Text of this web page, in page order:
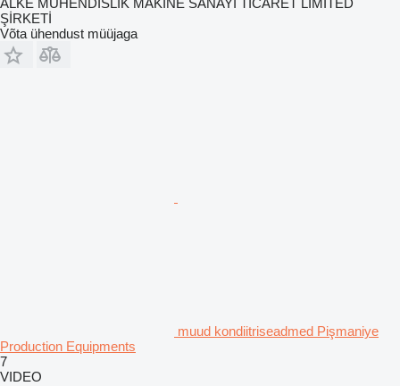
ALKE MÜHENDİSLİK MAKİNE SANAYİ TİCARET LİMİTED
ŞİRKETİ
Võta ühendust müüjaga
muud kondiitriseadmed Pişmaniye
Production Equipments
7
VIDEO